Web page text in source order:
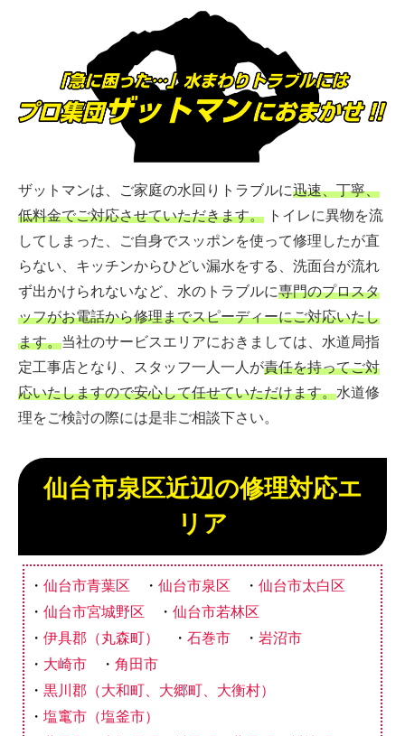
ザットマンは、ご家庭の水回りトラブルに迅速、丁寧、
低料金でご対応させていただきます。 トイレに異物を流
してしまった、ご自身でスッポンを使って修理したが直
らない、キッチンからひどい漏水をする、洗面台が流れ
ず出かけられないなど、水のトラブルに専門のプロスタ
ッフがお電話から修理までスピーディーにご対応いたし
ます。当社のサービスエリアにおきましては、水道局指
定工事店となり、スタッフ一人一人が責任を持ってご対
応いたしますので安心して任せていただけます。水道修
理をご検討の際には是非ご相談下さい。
仙台市泉区近辺の修理対応エ
リア
仙台市青葉区 仙台市泉区
仙台市太白区
仙台市宮城野区
仙台市若林区
伊具郡（丸森町）
石巻市
岩沼市
大崎市
角田市
黒川郡（大和町、大郷町、大衡村）
塩竃市（塩釜市）